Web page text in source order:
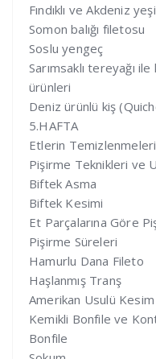
Fındıklı ve Akdeniz
Somon balığı filetosu
Soslu yengeç
Sarımsaklı tereyağı
ürünleri
Deniz ürünlü kiş
5.HAFTA
Etlerin
Pişirme Teknikleri ve
Biftek Asma
Biftek Kesimi
Et Parçalarına Göre
Pişirme Süreleri
Hamurlu Dana Fileto
Haşlanmış Tranş
Amerikan Usulü
Kemikli Bonfile ve
Bonfile